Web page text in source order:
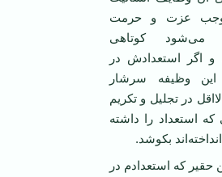
عزت و حرمت
می‌شود کوتاهی
و اگر استعدادش در
این وظیفه سرشار
در تجلیل و تکریم
استعداد را داشته
بکوشد.
حقیر که استعدادم در